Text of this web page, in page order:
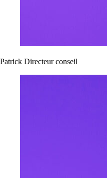
Patrick Directeur conseil